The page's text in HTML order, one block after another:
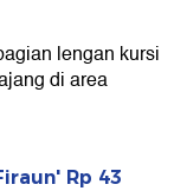
lengan kursi
di area
Rp 43